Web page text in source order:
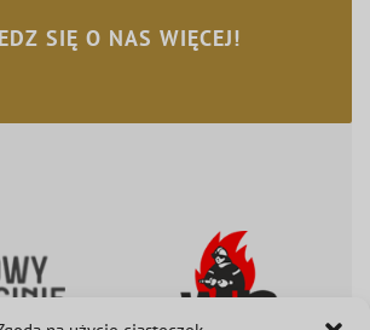
SIĘ O NAS WIĘCEJ!